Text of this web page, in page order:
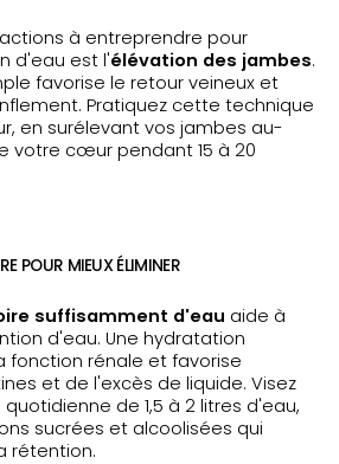
à entreprendre pour
d'eau est l'élévation des jambes.
favorise le retour veineux et
Pratiquez cette technique
en surélevant vos jambes au-
votre cœur pendant 15 à 20
POUR MIEUX ÉLIMINER
suffisamment d'eau aide à
d'eau. Une hydratation
fonction rénale et favorise
et de l'excès de liquide. Visez
de 1,5 à 2 litres d'eau,
sucrées et alcoolisées qui
rétention.